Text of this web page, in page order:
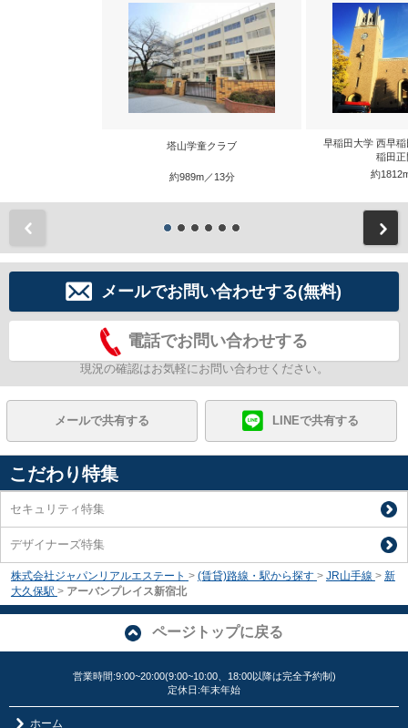
塔山学童クラブ
約989m／13分
早稲田大学 西早
稲田正
約
メールでお問い合わせする(無料)
電話でお問い合わせする
現況の確認はお気軽にお問い合わせください。
メールで共有する LINEで共有する
こだわり特集
セキュリティ特集
デザイナーズ特集
株式会社ジャパンリアルエステート > (賃貸)路線・駅から探す > JR山手線 > 新
大久保駅 > アーバンプレイス新宿北
ページトップに戻る
営業時間:9:00~20:00(9:00~10:00、18:00以降は完全予約制)
定休日:年末年始
ホーム